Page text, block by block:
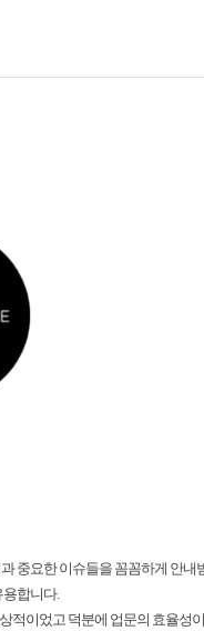
중요한 이슈들을 꼼꼼하게 안내
용합니다.
적이었고 덕분에 업문의 효율성